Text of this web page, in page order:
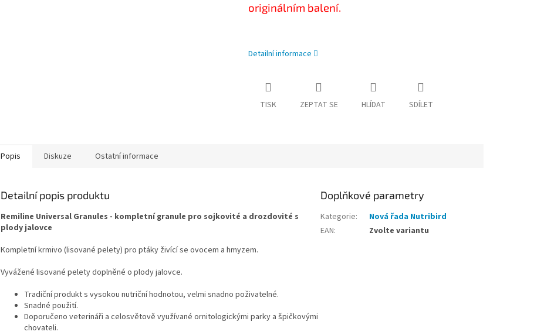
originálním balení.
Detailní informace
TISK ZEPTAT SE HLÍDAT SDÍLET
Popis Diskuze Ostatní informace
Detailní popis produktu
Remiline Universal Granules - kompletní granule pro sojkovité a drozdovité s
plody jalovce
Kompletní krmivo (lisované pelety) pro ptáky živící se ovocem a hmyzem.
Vyvážené lisované pelety doplněné o plody jalovce.
Tradiční produkt s vysokou nutriční hodnotou, velmi snadno poživatelné.
Snadné použití.
Doporučeno veterináři a celosvětově využívané ornitologickými parky a špičkovými
chovateli.
Doplňkové parametry
Kategorie:
Nová řada Nutribird
EAN: Zvolte variantu